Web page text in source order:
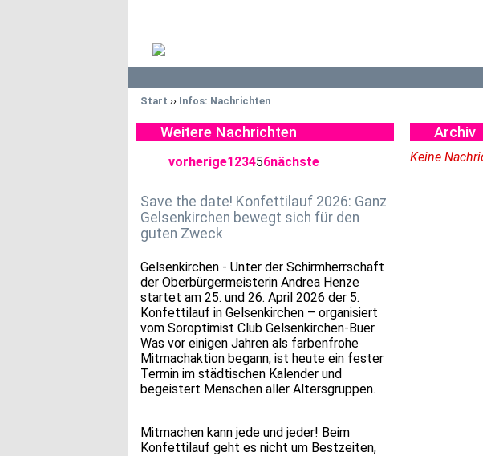
Start ›› Infos: Nachrichten
Weitere Nachrichten
vorherige123456nächste
Save the date! Konfettilauf 2026: Ganz
Gelsenkirchen bewegt sich für den
guten Zweck
Gelsenkirchen - Unter der Schirmherrschaft
der Oberbürgermeisterin Andrea Henze
startet am 25. und 26. April 2026 der 5.
Konfettilauf in Gelsenkirchen – organisiert
vom Soroptimist Club Gelsenkirchen‑Buer.
Was vor einigen Jahren als farbenfrohe
Mitmachaktion begann, ist heute ein fester
Termin im städtischen Kalender und
begeistert Menschen aller Altersgruppen.
Mitmachen kann jede und jeder! Beim
Konfettilauf geht es nicht um Bestzeiten,
Archiv
Keine